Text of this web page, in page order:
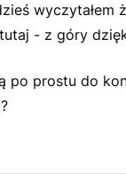
wyczytałem
- z góry
po prostu do